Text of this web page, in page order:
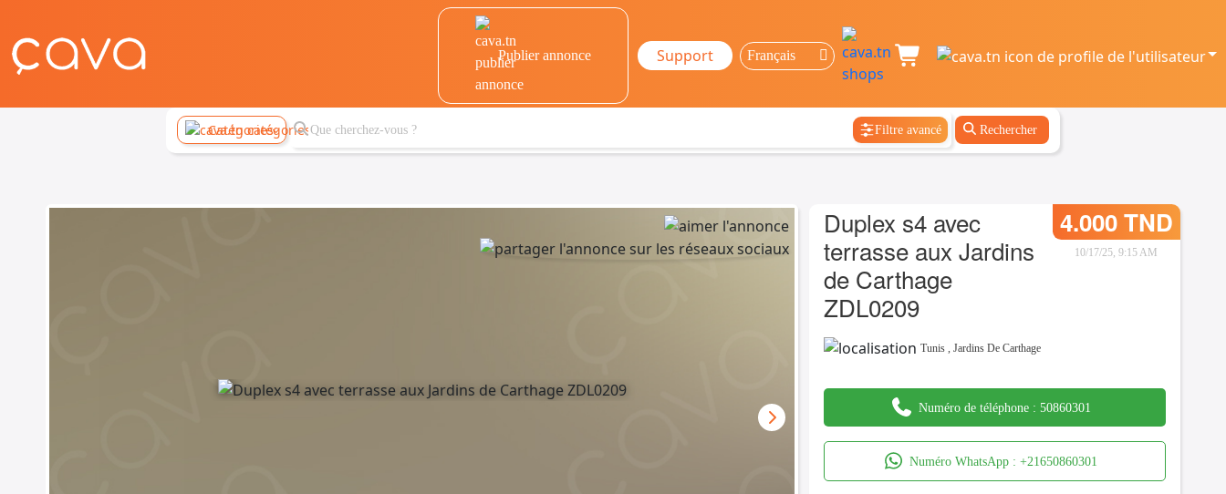
Publier annonce Support
Catégories Filtre avancé Rechercher
Duplex s4 avec
terrasse aux Jardins
de Carthage
ZDL0209
4.000 TND
10/17/25, 9:15 AM
Tunis ,Jardins De Carthage
Numéro de téléphone : 50860301
Numéro WhatsApp : +21650860301